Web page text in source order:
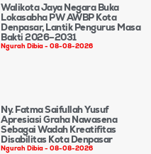
Walikota Jaya Negara Buka
Lokasabha PW AWBP Kota
Denpasar, Lantik Pengurus Masa
Bakti 2026–2031
Ngurah Dibia 08-08-2026
Ny. Fatma Saifullah Yusuf
Apresiasi Graha Nawasena
Sebagai Wadah Kreatifitas
Disabilitas Kota Denpasar
Ngurah Dibia 08-08-2026